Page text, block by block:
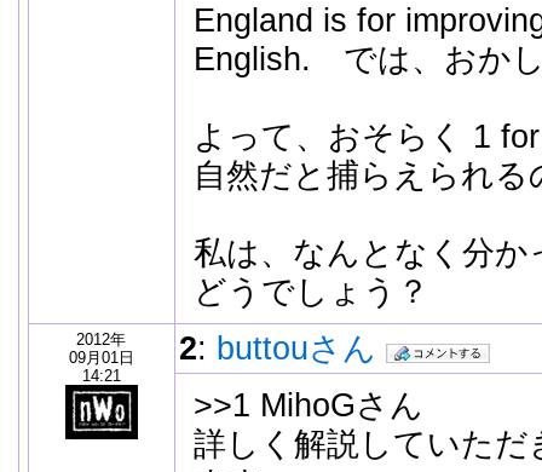
England is for
English. では、おか
よって、おそらく 1
自然だと捕らえられ
私は、なんとなく分
どうでしょう？
2012年
09月01日
14:21
2: buttouさん
>>1 MihoGさん
詳しく解説していた